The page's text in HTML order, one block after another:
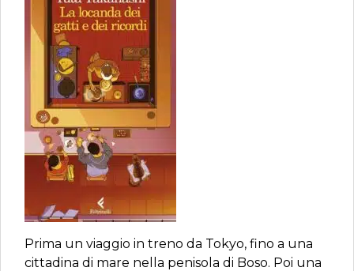
Prima un viaggio in treno da Tokyo, fino a una
cittadina di mare nella penisola di Boso. Poi una